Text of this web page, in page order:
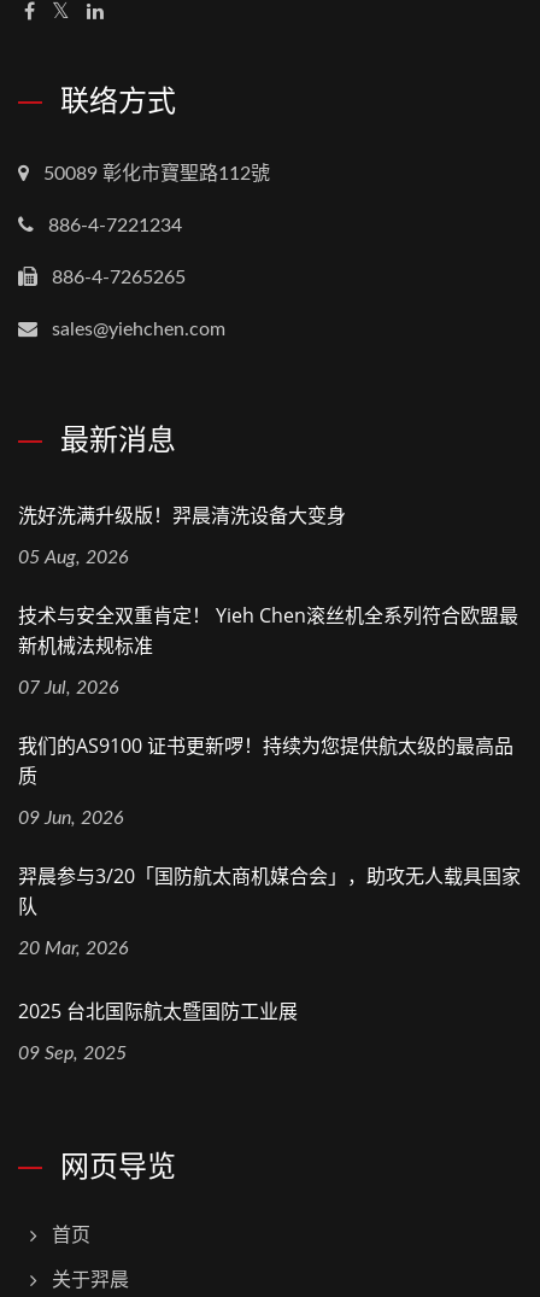
联络方式
50089 彰化市寶聖路112號
886-4-7221234
886-4-7265265
sales@yiehchen.com
最新消息
洗好洗满升级版！羿晨清洗设备大变身
05 Aug, 2026
技术与安全双重肯定！ Yieh Chen滚丝机全系列符合欧盟最
新机械法规标准
07 Jul, 2026
我们的AS9100 证书更新啰！持续为您提供航太级的最高品
质
09 Jun, 2026
羿晨参与3/20「国防航太商机媒合会」，助攻无人载具国家
队
20 Mar, 2026
2025 台北国际航太暨国防工业展
09 Sep, 2025
网页导览
首页
关于羿晨